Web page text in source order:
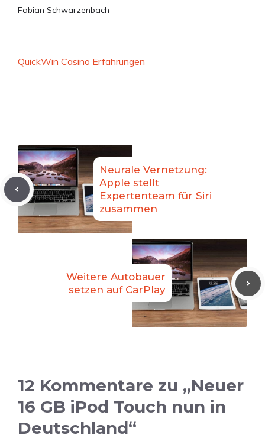
Fabian Schwarzenbach
QuickWin Casino Erfahrungen
Neurale Vernetzung:
Apple stellt
Expertenteam für Siri
zusammen
Weitere Autobauer
setzen auf CarPlay
12 Kommentare zu „Neuer
16 GB iPod Touch nun in
Deutschland“